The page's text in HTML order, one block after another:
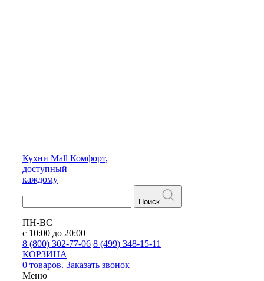
Кухни Mall Комфорт,
доступный
каждому
Поиск
ПН-ВС
с 10:00 до 20:00
8 (800) 302-77-06 8 (499) 348-15-11
КОРЗИНА
0 товаров. Заказать звонок
Меню